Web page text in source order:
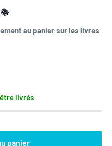
au panier sur les livres
livrés
panier